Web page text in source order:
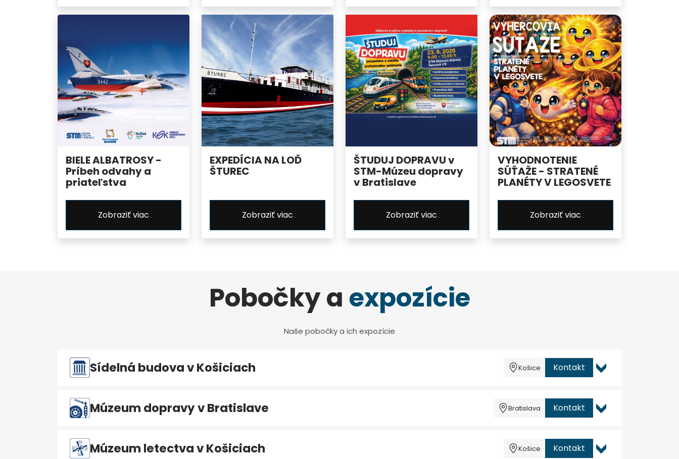
BIELE ALBATROSY -
Príbeh odvahy a
priateľstva
Zobraziť viac
EXPEDÍCIA NA LOĎ
ŠTUREC
Zobraziť viac
ŠTUDUJ DOPRAVU v
STM-Múzeu dopravy
v Bratislave
Zobraziť viac
VYHODNOTENIE
SÚŤAŽE - STRATENÉ
PLANÉTY V LEGOSVETE
Zobraziť viac
Pobočky a expozície
Naše pobočky a ich expozície
Sídelná budova v Košiciach Košice Kontakt
Múzeum dopravy v Bratislave Bratislava Kontakt
Múzeum letectva v Košiciach Košice Kontakt